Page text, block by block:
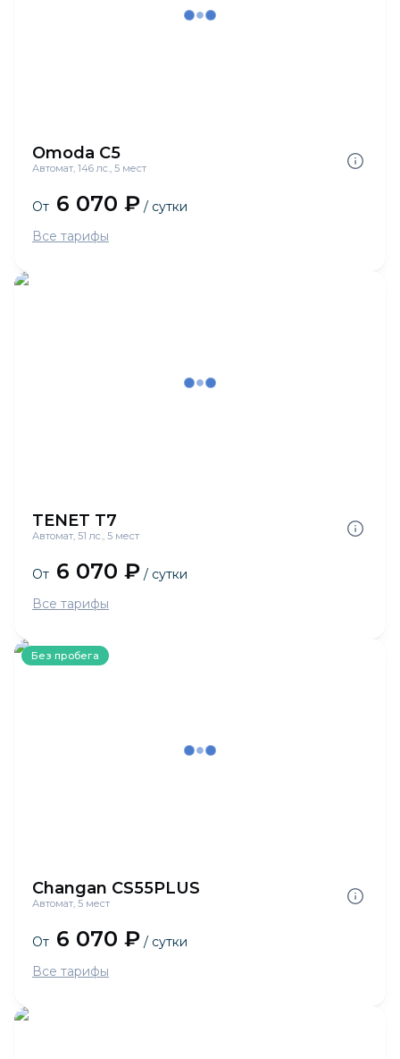
Omoda C5
Автомат, 146 лс., 5 мест
От 6 070 ₽ / сутки
Все тарифы
TENET T7
Автомат, 51 лс., 5 мест
От 6 070 ₽ / сутки
Все тарифы
Без пробега
Changan CS55PLUS
Автомат, 5 мест
От 6 070 ₽ / сутки
Все тарифы